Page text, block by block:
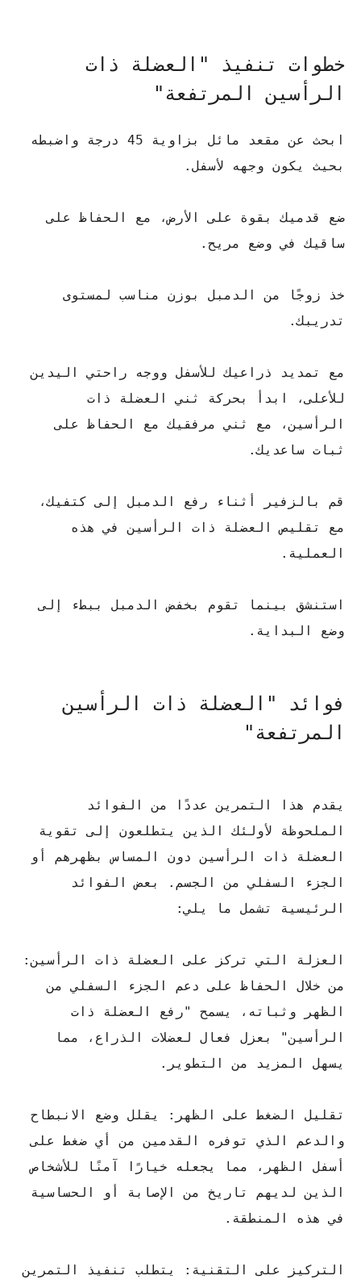
خطوات تنفيذ "العضلة ذات
الرأسين المرتفعة"
ابحث عن مقعد مائل بزاوية 45 درجة واضبطه
بحيث يكون وجهه لأسفل.
ضع قدميك بقوة على الأرض، مع الحفاظ على
ساقيك في وضع مريح.
خذ زوجًا من الدمبل بوزن مناسب لمستوى
تدريبك.
مع تمديد ذراعيك للأسفل ووجه راحتي اليدين
للأعلى، ابدأ بحركة ثني العضلة ذات
الرأسين، مع ثني مرفقيك مع الحفاظ على
ثبات ساعديك.
قم بالزفير أثناء رفع الدمبل إلى كتفيك،
مع تقليص العضلة ذات الرأسين في هذه
العملية.
استنشق بينما تقوم بخفض الدمبل ببطء إلى
وضع البداية.
فوائد "العضلة ذات الرأسين
المرتفعة"
يقدم هذا التمرين عددًا من الفوائد
الملحوظة لأولئك الذين يتطلعون إلى تقوية
العضلة ذات الرأسين دون المساس بظهرهم أو
الجزء السفلي من الجسم. بعض الفوائد
الرئيسية تشمل ما يلي:
العزلة التي تركز على العضلة ذات الرأسين:
من خلال الحفاظ على دعم الجزء السفلي من
الظهر وثباته، يسمح "رفع العضلة ذات
الرأسين" بعزل فعال لعضلات الذراع، مما
يسهل المزيد من التطوير.
تقليل الضغط على الظهر: يقلل وضع الانبطاح
والدعم الذي توفره القدمين من أي ضغط على
أسفل الظهر، مما يجعله خيارًا آمنًا للأشخاص
الذين لديهم تاريخ من الإصابة أو الحساسية
في هذه المنطقة.
التركيز على التقنية: يتطلب تنفيذ التمرين